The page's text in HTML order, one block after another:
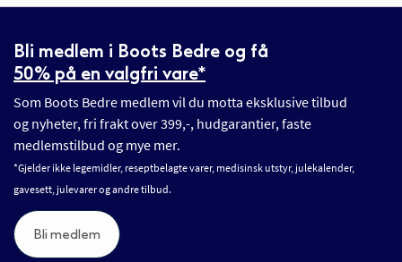
Bli medlem i Boots Bedre og få
50% på en valgfri vare*
Som Boots Bedre medlem vil du motta eksklusive tilbud
og nyheter, fri frakt over 399,-, hudgarantier, faste
medlemstilbud og mye mer.
*Gjelder ikke legemidler, reseptbelagte varer, medisinsk utstyr, julekalender,
gavesett, julevarer og andre tilbud.
Bli medlem